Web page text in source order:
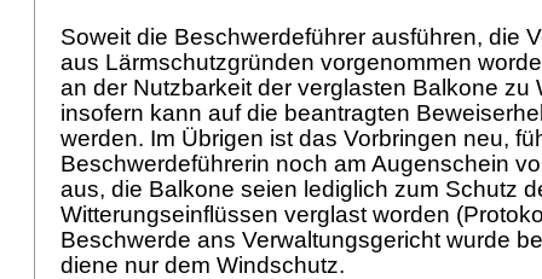
Soweit die Beschwerdeführer ausführen, die
aus Lärmschutzgründen vorgenommen
an der Nutzbarkeit der verglasten Balkone zu
insofern kann auf die beantragten
werden. Im Übrigen ist das Vorbringen neu,
Beschwerdeführerin noch am Augenschein
aus, die Balkone seien lediglich zum Schutz
Witterungseinflüssen verglast worden
Beschwerde ans Verwaltungsgericht wurde
diene nur dem Windschutz.